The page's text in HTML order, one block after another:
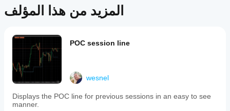
حتى
جرَّبته
من
الآخرين!
المؤشرات
المخصصة
فقط في
cTrader
Windows
وMac.
كيف
اختبار
المؤشر؟
طبِّق
المؤشر
على
رموز
وفترات
مختلفة
هل يجب
عليّ
تعديل
معلمات
المؤشر؟
المزيد من هذا المؤلف
POC session line
wesnel
Displays the POC line for previous sessions in an easy to see
manner.